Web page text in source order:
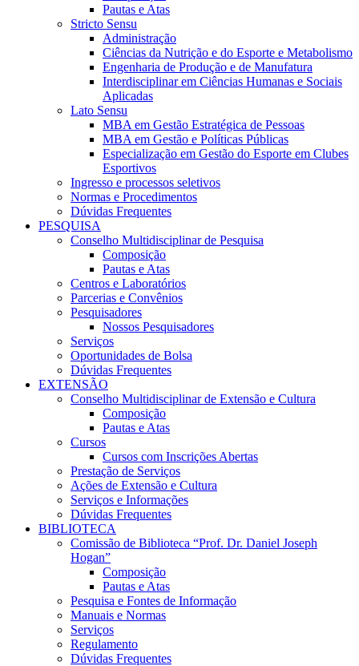
Pautas e Atas
Stricto Sensu
Administração
Ciências da Nutrição e do Esporte e Metabolismo
Engenharia de Produção e de Manufatura
Interdisciplinar em Ciências Humanas e Sociais
Aplicadas
Lato Sensu
MBA em Gestão Estratégica de Pessoas
MBA em Gestão e Políticas Públicas
Especialização em Gestão do Esporte em Clubes
Esportivos
Ingresso e processos seletivos
Normas e Procedimentos
Dúvidas Frequentes
PESQUISA
Conselho Multidisciplinar de Pesquisa
Composição
Pautas e Atas
Centros e Laboratórios
Parcerias e Convênios
Pesquisadores
Nossos Pesquisadores
Serviços
Oportunidades de Bolsa
Dúvidas Frequentes
EXTENSÃO
Conselho Multidisciplinar de Extensão e Cultura
Composição
Pautas e Atas
Cursos
Cursos com Inscrições Abertas
Prestação de Serviços
Ações de Extensão e Cultura
Serviços e Informações
Dúvidas Frequentes
BIBLIOTECA
Comissão de Biblioteca “Prof. Dr. Daniel Joseph
Hogan”
Composição
Pautas e Atas
Pesquisa e Fontes de Informação
Manuais e Normas
Serviços
Regulamento
Dúvidas Frequentes